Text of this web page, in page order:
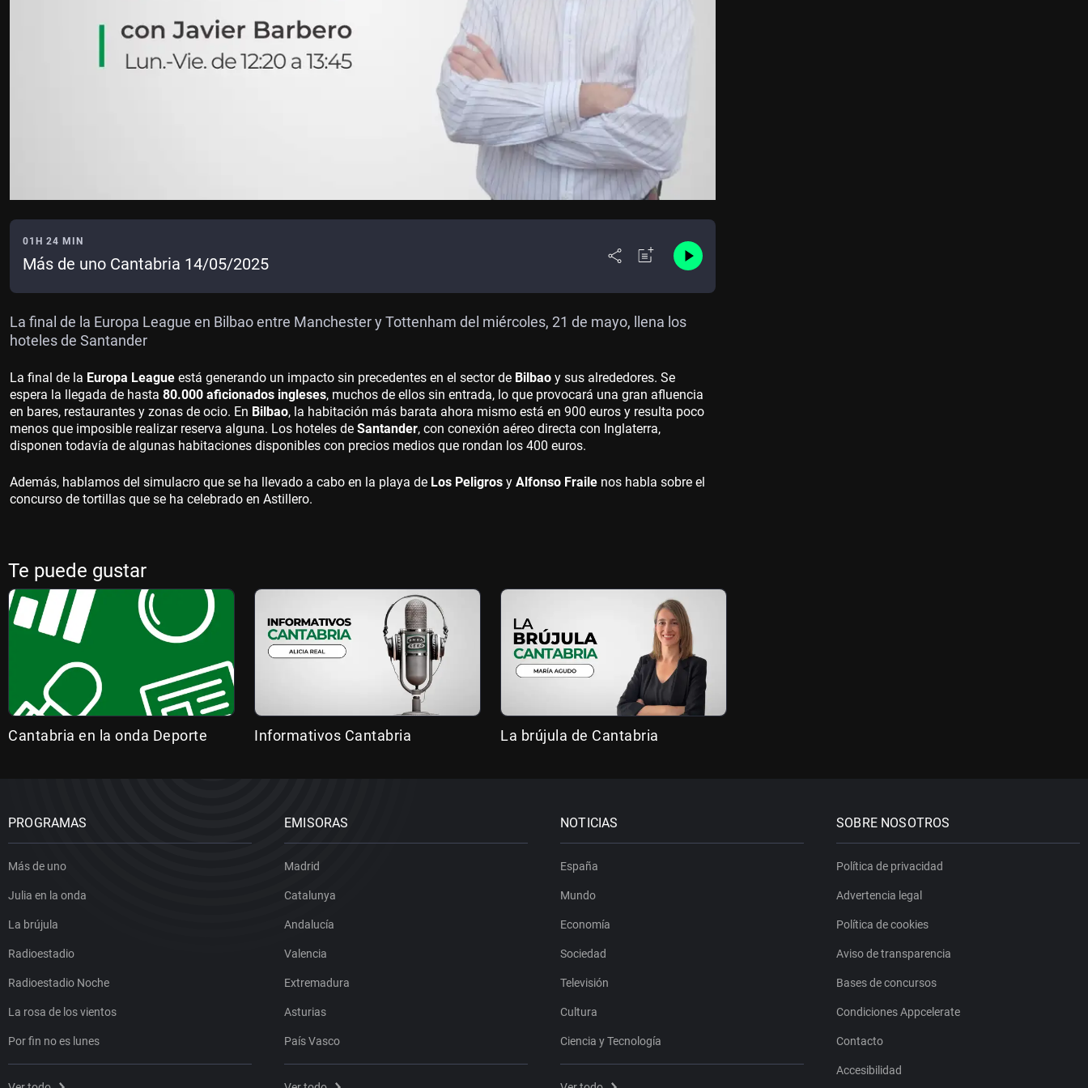
01H 24 MIN
Más de uno Cantabria 14/05/2025
La final de la Europa League en Bilbao entre Manchester y Tottenham del miércoles, 21 de mayo, llena los
hoteles de Santander
La final de la Europa League está generando un impacto sin precedentes en el sector de Bilbao y sus alrededores. Se
espera la llegada de hasta 80.000 aficionados ingleses, muchos de ellos sin entrada, lo que provocará una gran afluencia
en bares, restaurantes y zonas de ocio. En Bilbao, la habitación más barata ahora mismo está en 900 euros y resulta poco
menos que imposible realizar reserva alguna. Los hoteles de Santander, con conexión aéreo directa con Inglaterra,
disponen todavía de algunas habitaciones disponibles con precios medios que rondan los 400 euros.
Además, hablamos del simulacro que se ha llevado a cabo en la playa de Los Peligros y Alfonso Fraile nos habla sobre el
concurso de tortillas que se ha celebrado en Astillero.
Te puede gustar
Cantabria en la onda Deporte Informativos Cantabria La brújula de Cantabria
PROGRAMAS
Más de uno
Julia en la onda
La brújula
Radioestadio
Radioestadio Noche
La rosa de los vientos
Por fin no es lunes
EMISORAS
Madrid
Catalunya
Andalucía
Valencia
Extremadura
Asturias
País Vasco
NOTICIAS
España
Mundo
Economía
Sociedad
Televisión
Cultura
Ciencia y Tecnología
SOBRE NOSOTROS
Política de privacidad
Advertencia legal
Política de cookies
Aviso de transparencia
Bases de concursos
Condiciones Appcelerate
Contacto
Accesibilidad